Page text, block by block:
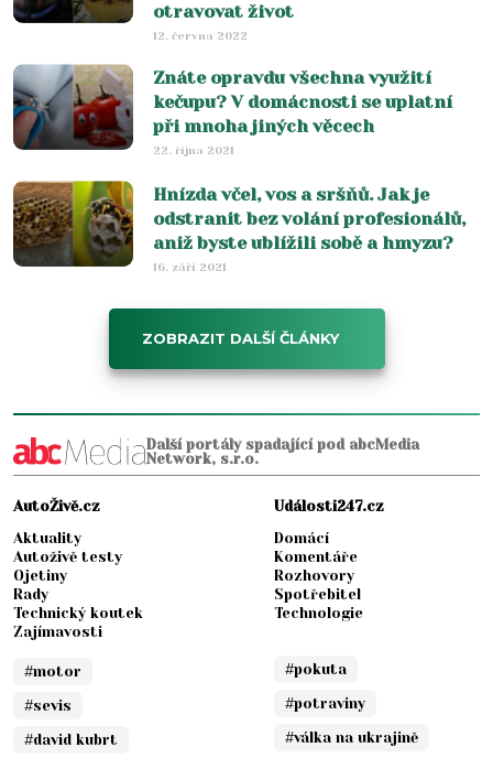
otravovat život
12. června 2022
Znáte opravdu všechna využití
kečupu? V domácnosti se uplatní
při mnoha jiných věcech
22. října 2021
Hnízda včel, vos a sršňů. Jak je
odstranit bez volání profesionálů,
aniž byste ublížili sobě a hmyzu?
16. září 2021
ZOBRAZIT DALŠÍ ČLÁNKY
Další portály spadající pod abcMedia
Network, s.r.o.
AutoŽivě.cz
Aktuality
Autoživě testy
Ojetiny
Rady
Technický koutek
Zajímavosti
#motor
#sevis
#david kubrt
Události247.cz
Domácí
Komentáře
Rozhovory
Spotřebitel
Technologie
#pokuta
#potraviny
#válka na ukrajině